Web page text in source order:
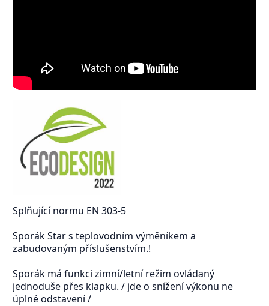
Splňující normu EN 303-5
Sporák Star s teplovodním výměníkem a
zabudovaným příslušenstvím.!
Sporák má funkci zimní/letní režim ovládaný
jednoduše přes klapku. / jde o snížení výkonu ne
úplné odstavení /